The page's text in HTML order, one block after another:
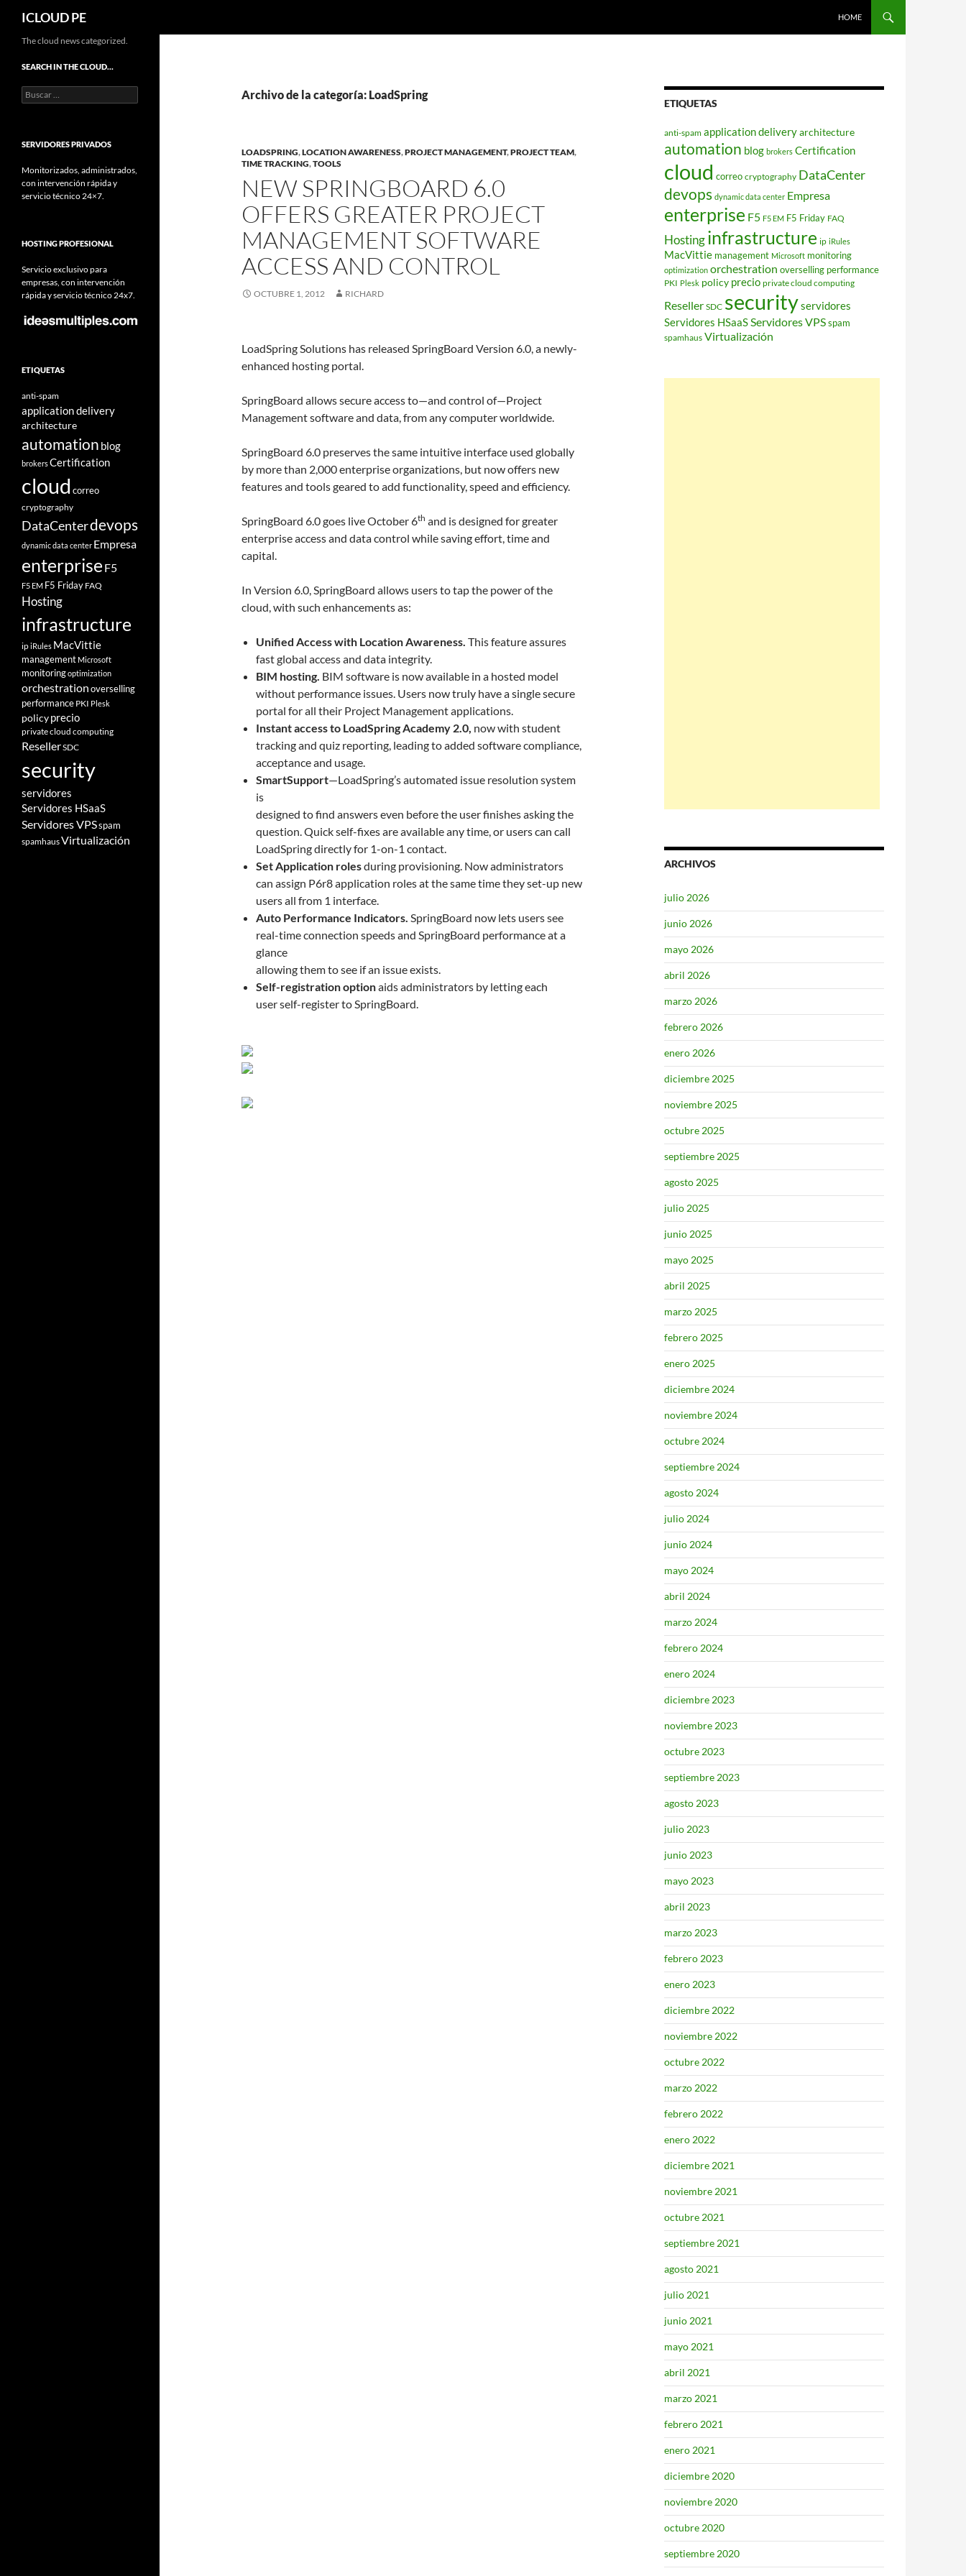
Saltar
contenido
ICLOUD PE HOME
Archivo de la categoría: LoadSpring
LOADSPRING,LOCATION AWARENESS,PROJECT MANAGEMENT,PROJECT TEAM,
TIME TRACKING,TOOLS
NEW SPRINGBOARD 6.0
OFFERS GREATER PROJECT
MANAGEMENT SOFTWARE
ACCESS AND CONTROL
OCTUBRE 1, 2012 RICHARD
LoadSpring Solutions has released SpringBoard Version 6.0, a newly-
enhanced hosting portal.
SpringBoard allows secure access to—and control of—Project
Management software and data, from any computer worldwide.
SpringBoard 6.0 preserves the same intuitive interface used globally
by more than 2,000 enterprise organizations, but now offers new
features and tools geared to add functionality, speed and efficiency.
SpringBoard 6.0 goes live October 6th and is designed for greater
enterprise access and data control while saving effort, time and
capital.
In Version 6.0, SpringBoard allows users to tap the power of the
cloud, with such enhancements as:
Unified Access with Location Awareness. This feature assures
fast global access and data integrity.
BIM hosting. BIM software is now available in a hosted model
without performance issues. Users now truly have a single secure
portal for all their Project Management applications.
Instant access to LoadSpring Academy 2.0, now with student
tracking and quiz reporting, leading to added software compliance,
acceptance and usage.
SmartSupport—LoadSpring’s automated issue resolution system
is
designed to find answers even before the user finishes asking the
question. Quick self-fixes are available any time, or users can call
LoadSpring directly for 1-on-1 contact.
Set Application rolesduring provisioning. Now administrators
can assign P6r8 application roles at the same time they set-up new
users all from 1 interface.
Auto Performance Indicators. SpringBoard now lets users see
real-time connection speeds and SpringBoard performance at a
glance
allowing them to see if an issue exists.
Self-registration optionaids administrators by letting each
user self-register to SpringBoard.
ETIQUETAS
anti-spam application deliveryarchitecture
automation blog brokers Certification
cloud correo cryptography DataCenter
devops dynamic data center Empresa
enterprise F5 F5 EM F5 Friday FAQ
Hostinginfrastructure ip iRules
MacVittie management Microsoft monitoring
optimization orchestration overselling performance
PKI Plesk policy precio private cloud computing
Reseller SDC securityservidores
Servidores HSaaSServidores VPSspam
spamhaus Virtualización
ARCHIVOS
julio 2026
junio 2026
mayo 2026
abril 2026
marzo 2026
febrero 2026
enero 2026
diciembre 2025
noviembre 2025
octubre 2025
septiembre 2025
agosto 2025
julio 2025
junio 2025
mayo 2025
abril 2025
marzo 2025
febrero 2025
enero 2025
diciembre 2024
noviembre 2024
octubre 2024
septiembre 2024
agosto 2024
julio 2024
junio 2024
mayo 2024
abril 2024
marzo 2024
febrero 2024
enero 2024
diciembre 2023
noviembre 2023
octubre 2023
septiembre 2023
agosto 2023
julio 2023
junio 2023
mayo 2023
abril 2023
marzo 2023
febrero 2023
enero 2023
diciembre 2022
noviembre 2022
octubre 2022
marzo 2022
febrero 2022
enero 2022
diciembre 2021
noviembre 2021
octubre 2021
septiembre 2021
agosto 2021
julio 2021
junio 2021
mayo 2021
abril 2021
marzo 2021
febrero 2021
enero 2021
diciembre 2020
noviembre 2020
octubre 2020
septiembre 2020
The cloud news categorized.
SEARCH IN THE CLOUD…
Buscar:
SERVIDORES PRIVADOS
Monitorizados, administrados,
con intervención rápida y
servicio técnico 24×7.
HOSTING PROFESIONAL
Servicio exclusivo para
empresas, con intervención
rápida y servicio técnico 24x7.
ETIQUETAS
anti-spam
application delivery
architecture
automation blog
brokersCertification
cloud correo
cryptography
DataCenterdevops
dynamic data center Empresa
enterprise F5
F5 EM F5 Friday FAQ
Hosting
infrastructure
ipiRules MacVittie
management Microsoft
monitoringoptimization
orchestrationoverselling
performance PKI Plesk
policyprecio
private cloud computing
ResellerSDC
security
servidores
Servidores HSaaS
Servidores VPSspam
spamhausVirtualización